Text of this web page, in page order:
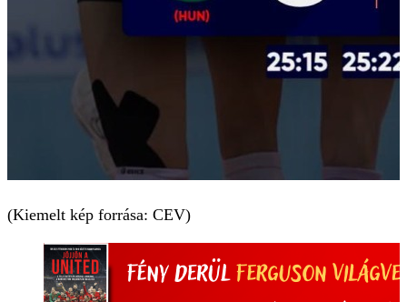
(Kiemelt kép forrása: CEV)